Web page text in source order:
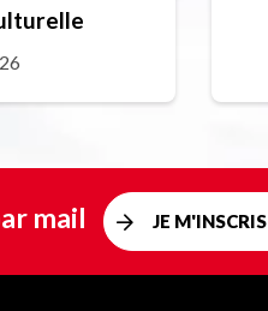
mail JE M'INSCRIS